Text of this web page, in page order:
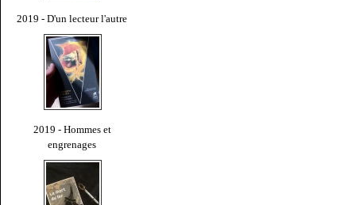
2019 - D'un lecteur l'autre
2019 - Hommes et
engrenages